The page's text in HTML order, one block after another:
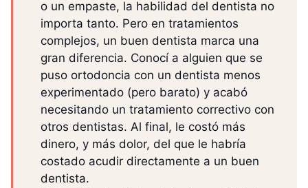
o un empaste, la habilidad del dentista no
importa tanto. Pero en tratamientos
complejos, un buen dentista marca una
gran diferencia. Conocí a alguien que se
puso ortodoncia con un dentista menos
experimentado (pero barato) y acabó
necesitando un tratamiento correctivo con
otros dentistas. Al final, le costó más
dinero, y más dolor, del que le habría
costado acudir directamente a un buen
dentista.